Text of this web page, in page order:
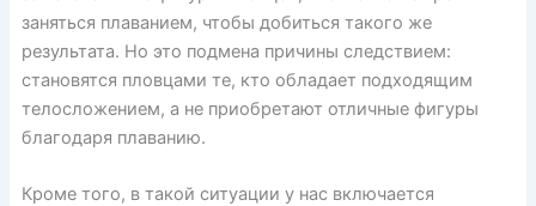
заняться плаванием, чтобы добиться такого же
результата. Но это подмена причины следствием:
становятся пловцами те, кто обладает подходящим
телосложением, а не приобретают отличные фигуры
благодаря плаванию.
Кроме того, в такой ситуации у нас включается